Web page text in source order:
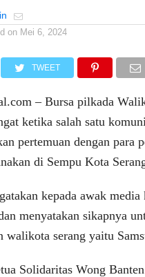
on Mei 6, 2024
TWEET
– Bursa pilkada
ketika salah satu
pertemuan dengan para
di Sempu Kota
kepada awak
menyatakan sikapnya
walikota serang yaitu
Solidaritas Wong